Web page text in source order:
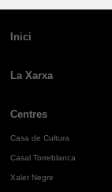
Inici
La Xarxa
Centres
Casa de Cultura
Casal Torreblanca
Xalet Negre